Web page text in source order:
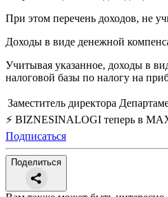
При этом перечень доходов, не
Доходы в виде денежной
Учитывая указанное, доходы в
налоговой базы по налогу на
Заместитель директора
⚡ BIZNESINALOGI теперь в
Подписаться
Поделиться